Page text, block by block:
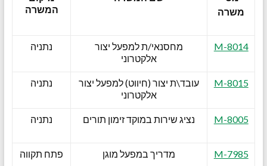
משרה
המשרה
M-8014
מחסנאי/ת למפעל יצור
אלקטרוני
נתניה
M-8015
עובד\ת יצור (חיווט) למפעל יצור
אלקטרוני
נתניה
M-8005 נציג שירות במוקד זימון תורים נתניה
M-7985 מדריך במפעל מוגן פתח תקווה